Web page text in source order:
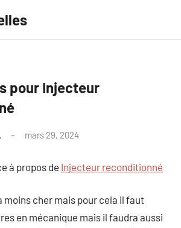
pour Injecteur
mars 29, 2024
à propos de Injecteur reconditionné
moins cher mais pour cela il faut
en mécanique mais il faudra aussi